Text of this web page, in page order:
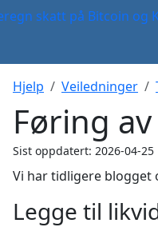
Hjelp Veiledninger
Føring
Sist oppdatert: 2026-04-25
Vi har tidligere blogget
Legge til